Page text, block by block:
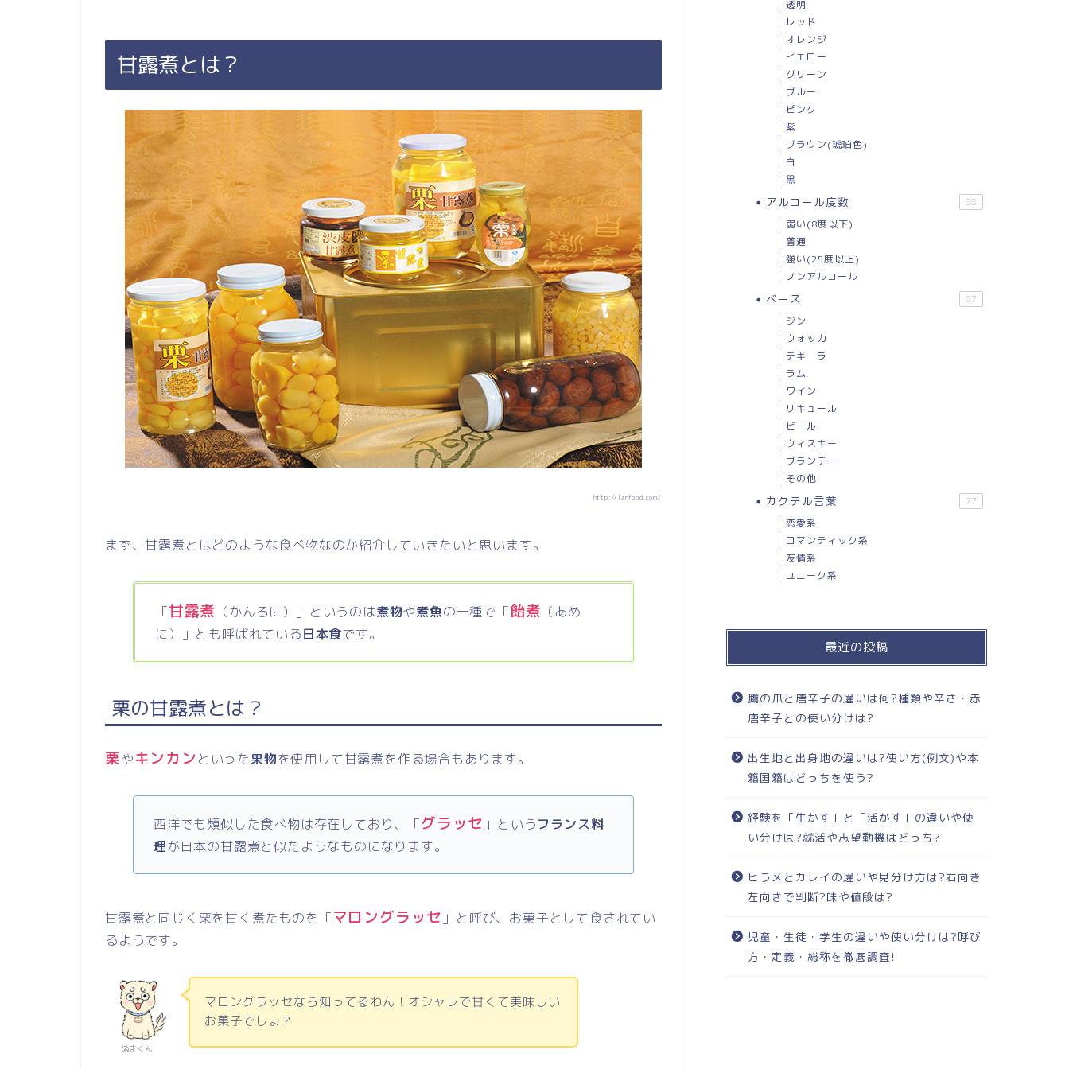
甘露煮とは？
http://lzrfood.com/
まず、甘露煮とはどのような食べ物なのか紹介していきたいと思います。
「甘露煮 （かんろに）」というのは煮物や煮魚の一種で「飴煮 （あめ
に）」とも呼ばれている日本食です。
栗の甘露煮とは？
栗やキンカン といった果物を使用して甘露煮を作る場合もあります。
西洋でも類似した食べ物は存在しており、「グラッセ 」というフランス料
理が日本の甘露煮と似たようなものになります。
甘露煮と同じく栗を甘く煮たものを「マロングラッセ 」と呼び、お菓子として食されてい
るようです。
ぬまくん
マロングラッセなら知ってるわん！オシャレで甘くて美味しい
お菓子でしょ？
透明
レッド
オレンジ
イエロー
グリーン
ブルー
ピンク
紫
ブラウン(琥珀色)
白
黒
アルコール度数 88
弱い(8度以下)
普通
強い(25度以上)
ノンアルコール
ベース 87
ジン
ウォッカ
テキーラ
ラム
ワイン
リキュール
ビール
ウィスキー
ブランデー
その他
カクテル言葉 77
恋愛系
ロマンティック系
友情系
ユニーク系
最近の投稿
鷹の爪と唐辛子の違いは何?種類や辛さ・赤
唐辛子との使い分けは?
出生地と出身地の違いは?使い方(例文)や本
籍国籍はどっちを使う?
経験を「生かす」と「活かす」の違いや使
い分けは?就活や志望動機はどっち?
ヒラメとカレイの違いや見分け方は?右向き
左向きで判断?味や値段は?
児童・生徒・学生の違いや使い分けは?呼び
方・定義・総称を徹底調査!